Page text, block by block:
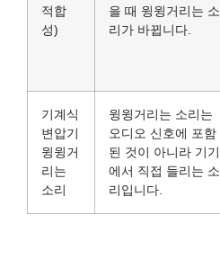
적합
성)
을 때 윙윙거리는 소
리가 바뀝니다.
기계식
변압기
윙윙거
리는
소리
윙윙거리는 소리는
오디오 신호에 포함
된 것이 아니라 기기
에서 직접 들리는 소
리입니다.